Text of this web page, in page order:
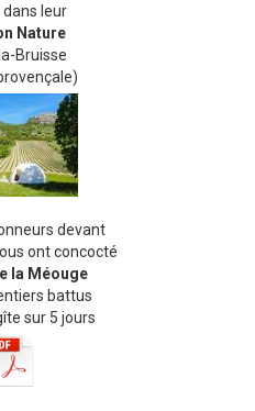
dans leur
Nature
Bruisse
devant
ont concocté
la Méouge
battus
sur 5 jours